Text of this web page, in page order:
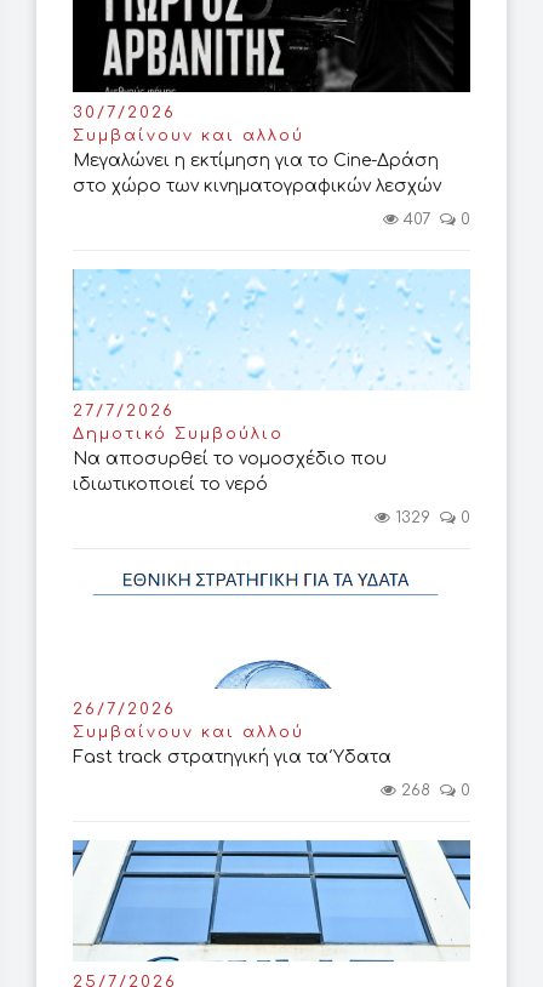
30/7/2026
Συμβαίνουν και αλλού
Μεγαλώνει η εκτίμηση για το Cine-Δράση
στο χώρο των κινηματογραφικών λεσχών
407 0
27/7/2026
Δημοτικό Συμβούλιο
Να αποσυρθεί το νομοσχέδιο που
ιδιωτικοποιεί το νερό
1329 0
26/7/2026
Συμβαίνουν και αλλού
Fast track στρατηγική για τα Ύδατα
268 0
25/7/2026